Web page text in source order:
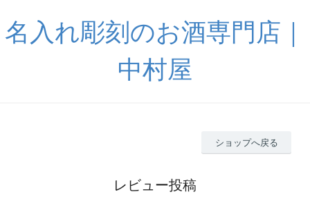
名入れ彫刻のお酒専門店｜
中村屋
ショップへ戻る
レビュー投稿